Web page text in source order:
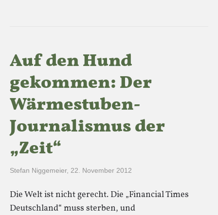
Auf den Hund
gekommen: Der
Wärmestuben-
Journalismus der
„Zeit“
Stefan Niggemeier, 22. November 2012
Die Welt ist nicht gerecht. Die „Financial Times
Deutschland“ muss sterben, und